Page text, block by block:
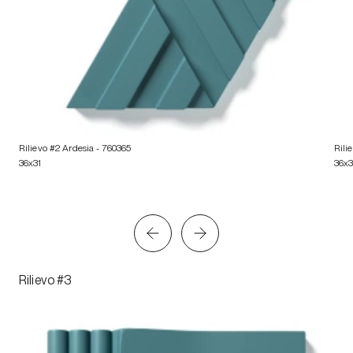
Rilievo #2 Ardesia - 760365
36x31
Rilievo #3